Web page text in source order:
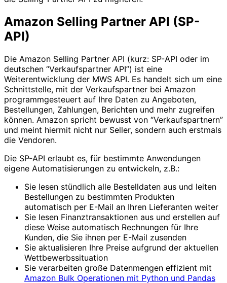
Amazon Selling Partner API (SP-
API)
Die Amazon Selling Partner API (kurz: SP-API oder im
deutschen “Verkaufspartner API”) ist eine
Weiterentwicklung der MWS API. Es handelt sich um eine
Schnittstelle, mit der Verkaufspartner bei Amazon
programmgesteuert auf Ihre Daten zu Angeboten,
Bestellungen, Zahlungen, Berichten und mehr zugreifen
können. Amazon spricht bewusst von “Verkaufspartnern”
und meint hiermit nicht nur Seller, sondern auch erstmals
die Vendoren.
Die SP-API erlaubt es, für bestimmte Anwendungen
eigene Automatisierungen zu entwickeln, z.B.:
Sie lesen stündlich alle Bestelldaten aus und leiten
Bestellungen zu bestimmten Produkten
automatisch per E-Mail an Ihren Lieferanten weiter
Sie lesen Finanztransaktionen aus und erstellen auf
diese Weise automatisch Rechnungen für Ihre
Kunden, die Sie ihnen per E-Mail zusenden
Sie aktualisieren Ihre Preise aufgrund der aktuellen
Wettbewerbssituation
Sie verarbeiten große Datenmengen effizient mit
Amazon Bulk Operationen mit Python und Pandas